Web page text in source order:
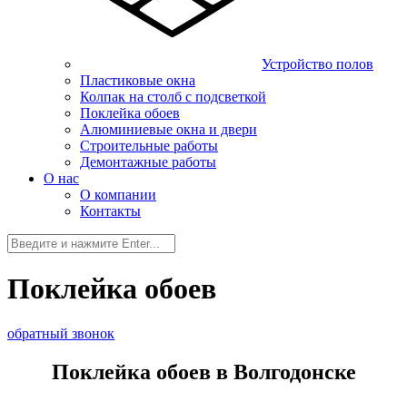
Устройство полов
Пластиковые окна
Колпак на столб с подсветкой
Поклейка обоев
Алюминиевые окна и двери
Строительные работы
Демонтажные работы
О нас
О компании
Контакты
Поклейка обоев
обратный звонок
Поклейка обоев в Волгодонске